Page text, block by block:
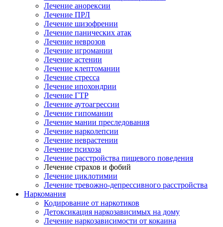
Лечение анорексии
Лечение ПРЛ
Лечение шизофрении
Лечение панических атак
Лечение неврозов
Лечение игромании
Лечение астении
Лечение клептомании
Лечение стресса
Лечение ипохондрии
Лечение ГТР
Лечение аутоагрессии
Лечение гипомании
Лечение мании преследования
Лечение нарколепсии
Лечение неврастении
Лечение психоза
Лечение расстройства пищевого поведения
Лечение страхов и фобий
Лечение циклотимии
Лечение тревожно-депрессивного расстройства
Наркомания
Кодирование от наркотиков
Детоксикация наркозависимых на дому
Лечение наркозависимости от кокаина